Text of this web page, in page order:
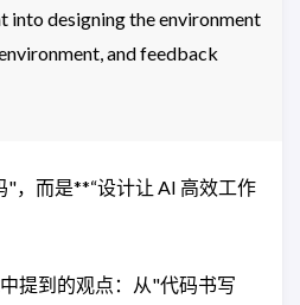
into designing the environment
and feedback
"，而是**“设计让 AI 高效工作
提到的观点：从"代码书写